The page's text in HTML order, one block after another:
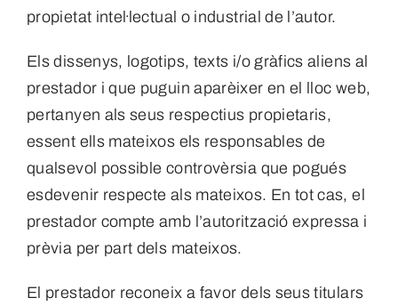
propietat intel·lectual o industrial de l’autor.
Els dissenys, logotips, texts i/o gràfics aliens al
prestador i que puguin aparèixer en el lloc web,
pertanyen als seus respectius propietaris,
essent ells mateixos els responsables de
qualsevol possible controvèrsia que pogués
esdevenir respecte als mateixos. En tot cas, el
prestador compte amb l’autorització expressa i
prèvia per part dels mateixos.
El prestador reconeix a favor dels seus titulars